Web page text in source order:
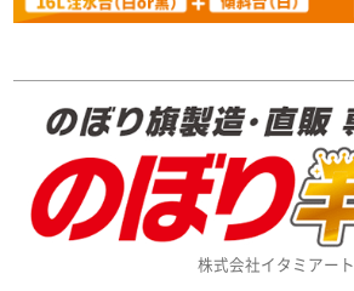
株式会社イタミアート